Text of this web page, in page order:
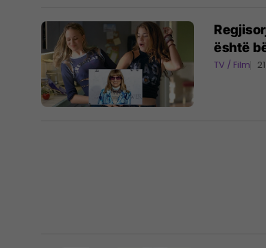
është
TV / Film